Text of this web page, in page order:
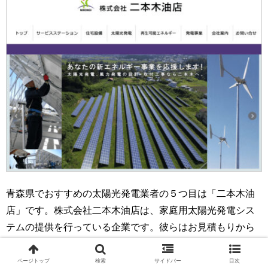
青森県でおすすめの太陽光発電業者の５つ目は「二本木油
店」です。株式会社二本木油店は、家庭用太陽光発電シス
テムの提供を行っている企業です。彼らはお見積もりから
施工までを一貫して対応しており、国内外のメーカーの製
品を取り扱っています。特に青森県内や岩手県内での実績
ページトップ 検索 サイドバー 目次